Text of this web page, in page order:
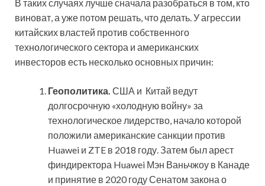
В таких случаях лучше сначала разобраться в том, кто
виноват, а уже потом решать, что делать. У агрессии
китайских властей против собственного
технологического сектора и американских
инвесторов есть несколько основных причин:
Геополитика. США и Китай ведут
долгосрочную «холодную войну» за
технологическое лидерство, начало которой
положили американские санкции против
Huawei и ZTE в 2018 году. Затем был арест
финдиректора Huawei Мэн Ваньчжоу в Канаде
и принятие в 2020 году Сенатом закона о